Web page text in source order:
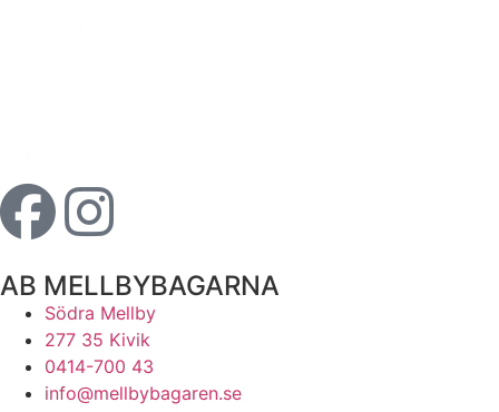
AB MELLBYBAGARNA
Södra Mellby
277 35 Kivik
0414-700 43
info@mellbybagaren.se